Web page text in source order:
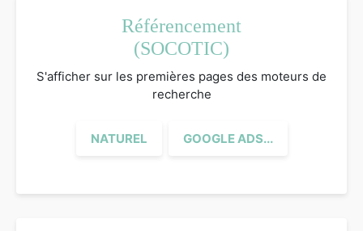
Référencement
(SOCOTIC)
S'afficher sur les premières pages des moteurs de
recherche
NATUREL GOOGLE ADS...